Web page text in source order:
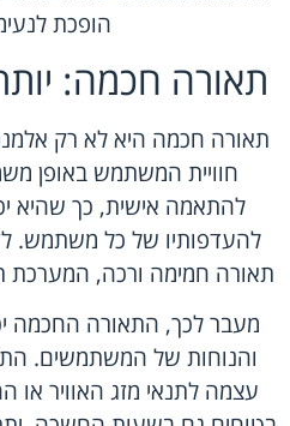
הופכת
תאורה חכמה:
תאורה חכמה היא לא רק
חוויית המשתמש באופן
להתאמה אישית, כך שהיא
להעדפותיו של כל משתמש.
תאורה חמימה ורכה, המערכת
מעבר לכך, התאורה החכמה
והנוחות של המשתמשים.
עצמה לתנאי מזג האוויר או